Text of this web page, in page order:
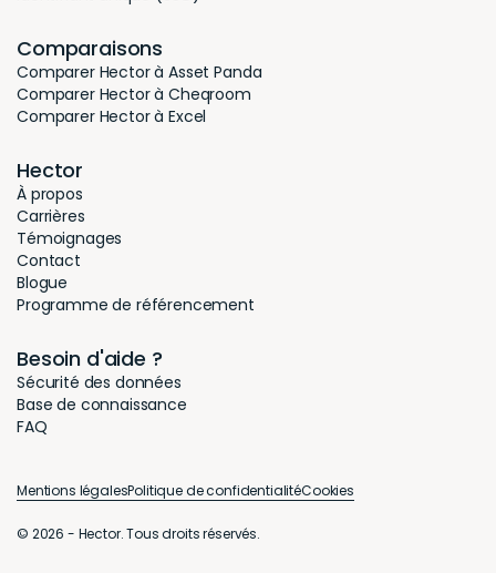
Comparaisons
Comparer Hector à Asset Panda
Comparer Hector à Cheqroom
Comparer Hector à Excel
Hector
À propos
Carrières
Témoignages
Contact
Blogue
Programme de référencement
Besoin d'aide ?
Sécurité des données
Base de connaissance
FAQ
© 2026 - Hector. Tous droits réservés.
Mentions légalesPolitique de confidentialitéCookies